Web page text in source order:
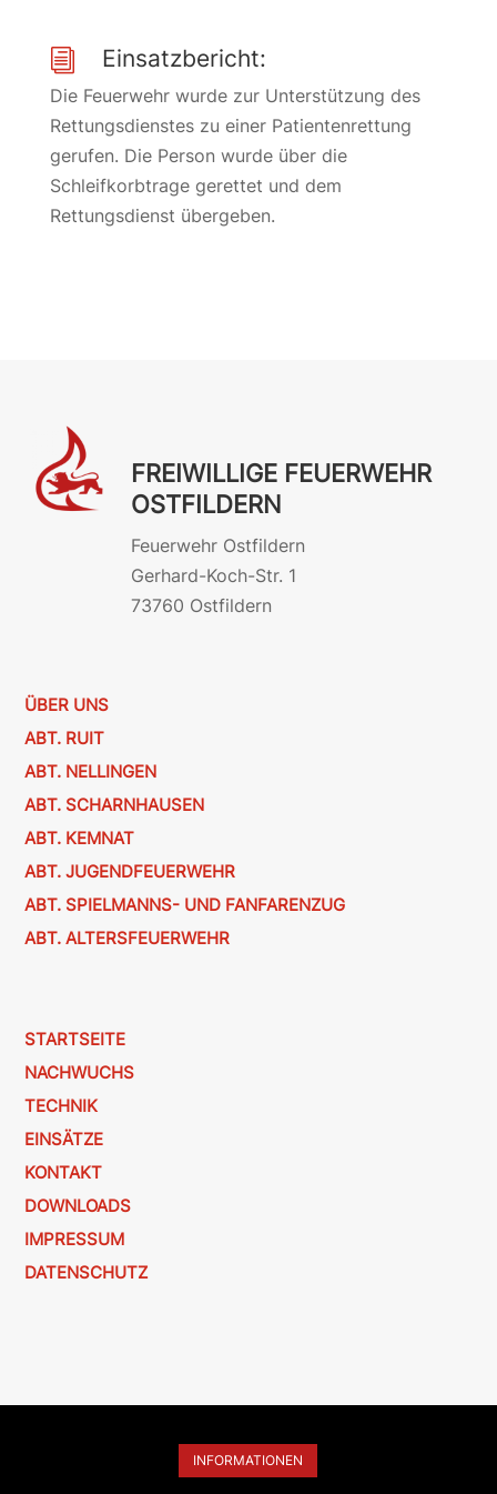
i Einsatzbericht:
Die Feuerwehr wurde zur Unterstützung des
Rettungsdienstes zu einer Patientenrettung
gerufen. Die Person wurde über die
Schleifkorbtrage gerettet und dem
Rettungsdienst übergeben.
FREIWILLIGE FEUERWEHR
OSTFILDERN
Feuerwehr Ostfildern
Gerhard-Koch-Str. 1
73760 Ostfildern
ÜBER UNS
ABT. RUIT
ABT. NELLINGEN
ABT. SCHARNHAUSEN
ABT. KEMNAT
ABT. JUGENDFEUERWEHR
ABT. SPIELMANNS- UND FANFARENZUG
ABT. ALTERSFEUERWEHR
STARTSEITE
NACHWUCHS
TECHNIK
EINSÄTZE
KONTAKT
DOWNLOADS
IMPRESSUM
DATENSCHUTZ
INFORMATIONEN